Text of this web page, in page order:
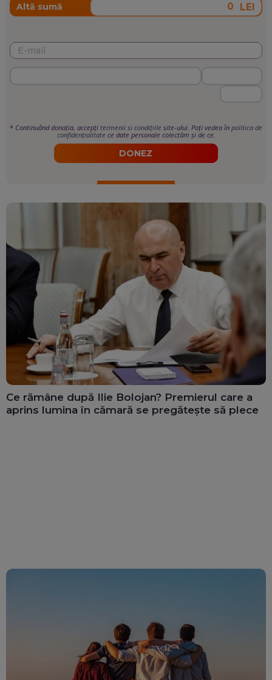
Altă sumă LEI
* Continuând donația, accepți termenii si condițiile site-ului. Poți vedea în politica de
confidențialitate ce date personale colectăm și de ce.
DONEZ
Ce rămâne după Ilie Bolojan? Premierul care a
aprins lumina în cămară se pregătește să plece